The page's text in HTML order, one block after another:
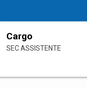
Cargo
SEC ASSISTENTE